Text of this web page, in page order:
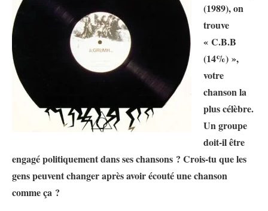
(1989), on
trouve
« C.B.B
(14%) »,
votre
chanson la
plus célèbre.
Un groupe
doit-il être
engagé politiquement dans ses chansons ? Crois-tu que les
gens peuvent changer après avoir écouté une chanson
comme ça ?